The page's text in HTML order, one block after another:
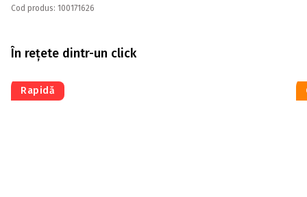
Cod produs: 100171626
În rețete dintr-un click
Rapidă